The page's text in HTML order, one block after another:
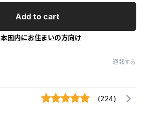
Add to cart
国内にお住まいの方向け
通報する
(224)